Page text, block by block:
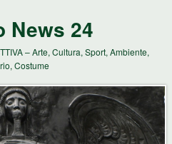
News 24
– Arte, Cultura, Sport, Ambiente,
Costume